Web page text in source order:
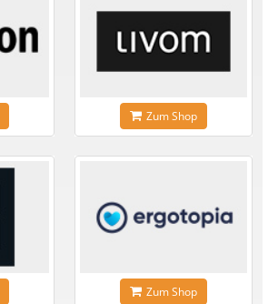
Zum Shop
Zum Shop